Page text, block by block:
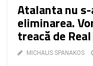
Atalanta nu
eliminarea.
treacă de
MICHALIS SPANAKOS